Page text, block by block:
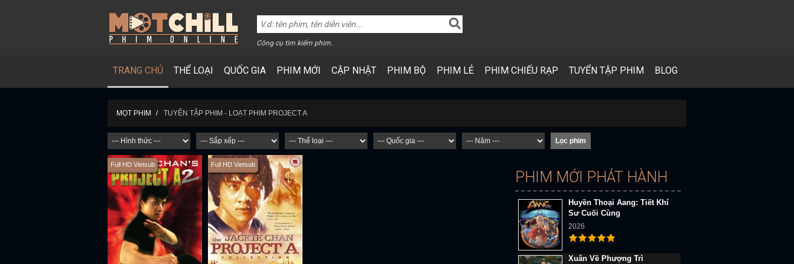
Công cụ tìm kiếm phim.
TRANG CHỦ THỂ LOẠI QUỐC GIA PHIM MỚI CẬP NHẬT PHIM BỘ PHIM LẺ PHIM CHIẾU RẠP TUYỂN TẬP PHIM BLOG
MỌT PHIM TUYỂN TẬP PHIM - LOẠT PHIM PROJECT A
Full HD Vietsub Full HD Vietsub
PHIM MỚI PHÁT HÀNH
Huyền Thoại Aang: Tiết Khí
Sư Cuối Cùng
2026
Xuân Về Phượng Trì